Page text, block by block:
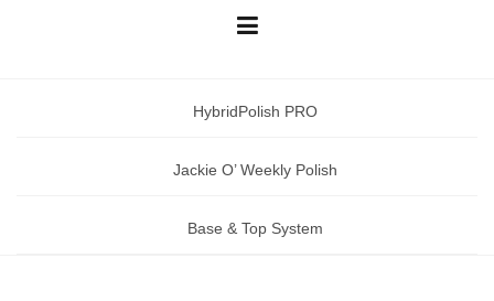
HybridPolish PRO
Jackie O’ Weekly Polish
Base & Top System